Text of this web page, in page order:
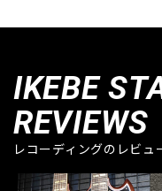
IKEBE
REVIEWS
レコーディングのレビュ